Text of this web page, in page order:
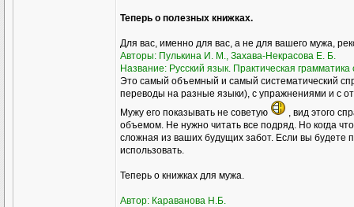
Теперь о полезных книжках.
Для вас, именно для вас, а не для вашего мужа,
Авторы: Пулькина И. М., Захава-Некрасова Е. Б.
Название: Русский язык. Практическая
Это самый объемный и самый систематический
переводы на разные языки), с упражнениями и с
Мужу его показывать не советую
, вид этого
объемом. Не нужно читать все подряд. Но когда
сложная из ваших будущих забот. Если вы будете
использовать.
Теперь о книжках для мужа.
Автор: Караванова Н.Б.